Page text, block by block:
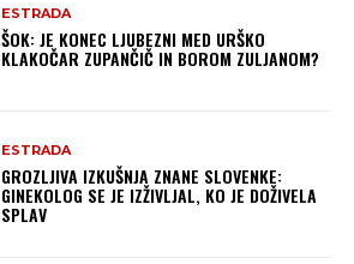
ESTRADA
ŠOK: JE KONEC LJUBEZNI MED URŠKO
KLAKOČAR ZUPANČIČ IN BOROM ZULJANOM?
ESTRADA
GROZLJIVA IZKUŠNJA ZNANE SLOVENKE:
GINEKOLOG SE JE IZŽIVLJAL, KO JE DOŽIVELA
SPLAV